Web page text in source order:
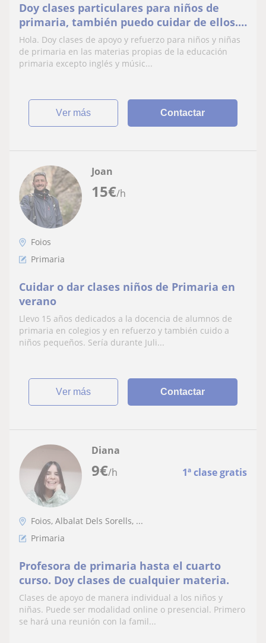
Doy clases particulares para niños de
primaria, también puedo cuidar de ellos.
Atiendo vía email
Hola. Doy clases de apoyo y refuerzo para niños y niñas
de primaria en las materias propias de la educación
primaria excepto inglés y músic...
ver más Contactar
15€/h
Joan
Foios
Primaria
Cuidar o dar clases niños de Primaria en
verano
Llevo 15 años dedicados a la docencia de alumnos de
primaria en colegios y en refuerzo y también cuido a
niños pequeños. Sería durante Juli...
ver más Contactar
9€/h 1ª clase gratis
Diana
Foios, Albalat Dels Sorells, ...
Primaria
Profesora de primaria hasta el cuarto
curso. Doy clases de cualquier materia.
Clases de apoyo de manera individual a los niños y
niñas. Puede ser modalidad online o presencial. Primero
se hará una reunión con la famil...